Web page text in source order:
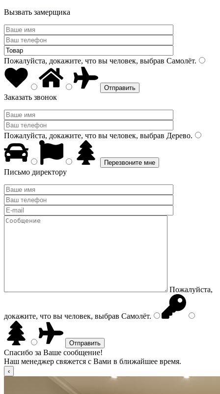
Вызвать замерщика
Пожалуйста, докажите, что вы человек, выбрав Самолёт.
Заказать звонок
Пожалуйста, докажите, что вы человек, выбрав Дерево.
Письмо директору
Пожалуйста,
докажите, что вы человек, выбрав Самолёт.
Спасибо за Ваше сообщение!
Наш менеджер свяжется с Вами в ближайшее время.